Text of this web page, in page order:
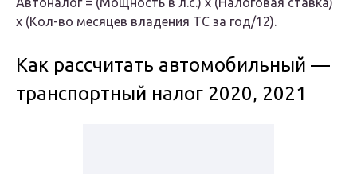
х (Кол-во месяцев владения ТС за год/12).
Как рассчитать автомобильный —
транспортный налог 2020, 2021